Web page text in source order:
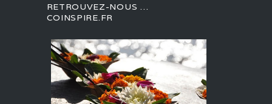
RETROUVEZ-NOUS …
COINSPIRE.FR